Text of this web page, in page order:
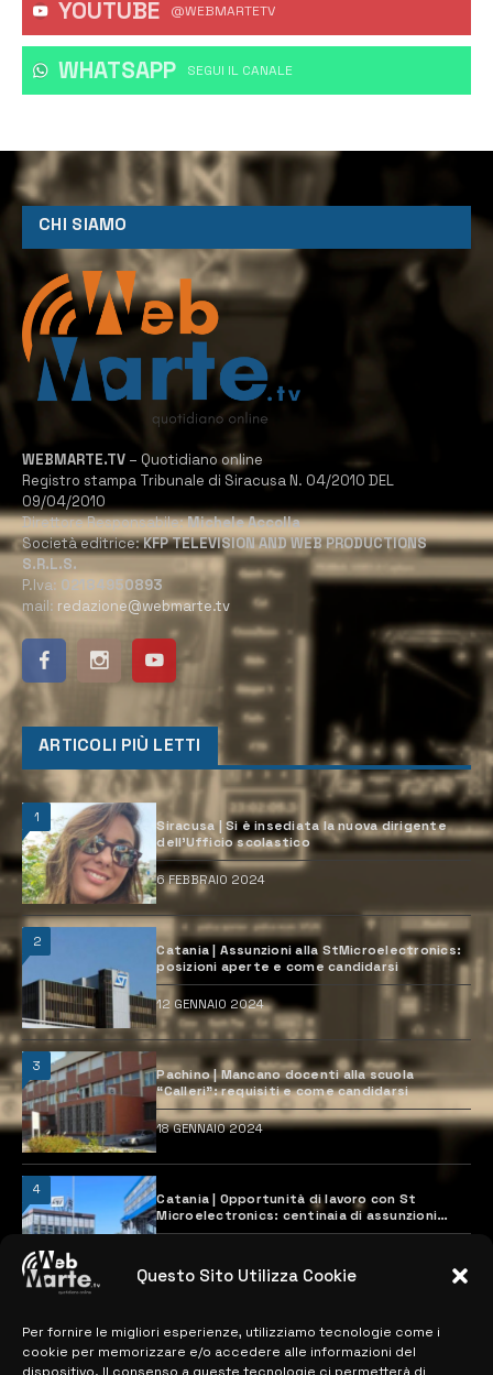
Questo Sito Utilizza Cookie
Per fornire le migliori esperienze, utilizziamo tecnologie come i
cookie per memorizzare e/o accedere alle informazioni del
YOUTUBE @WEBMARTETV
WHATSAPP ‎SEGUI IL CANALE
CHI SIAMO
WEBMARTE.TV – Quotidiano online
Registro stampa Tribunale di Siracusa N. 04/2010 DEL
09/04/2010
Direttore Responsabile:Michele Accolla
Società editrice:KFP TELEVISION AND WEB PRODUCTIONS
S.R.L.S.
P.Iva: 02184950893
mail: redazione@webmarte.tv
ARTICOLI PIÙ LETTI
1
Siracusa | Si è insediata la nuova dirigente
dell’Ufficio scolastico
6 FEBBRAIO 2024
2
Catania | Assunzioni alla StMicroelectronics:
posizioni aperte e come candidarsi
12 GENNAIO 2024
3
Pachino | Mancano docenti alla scuola
“Calleri”: requisiti e come candidarsi
18 GENNAIO 2024
4
Catania | Opportunità di lavoro con St
Microelectronics: centinaia di assunzioni
previste
MAPPA DEL SITO